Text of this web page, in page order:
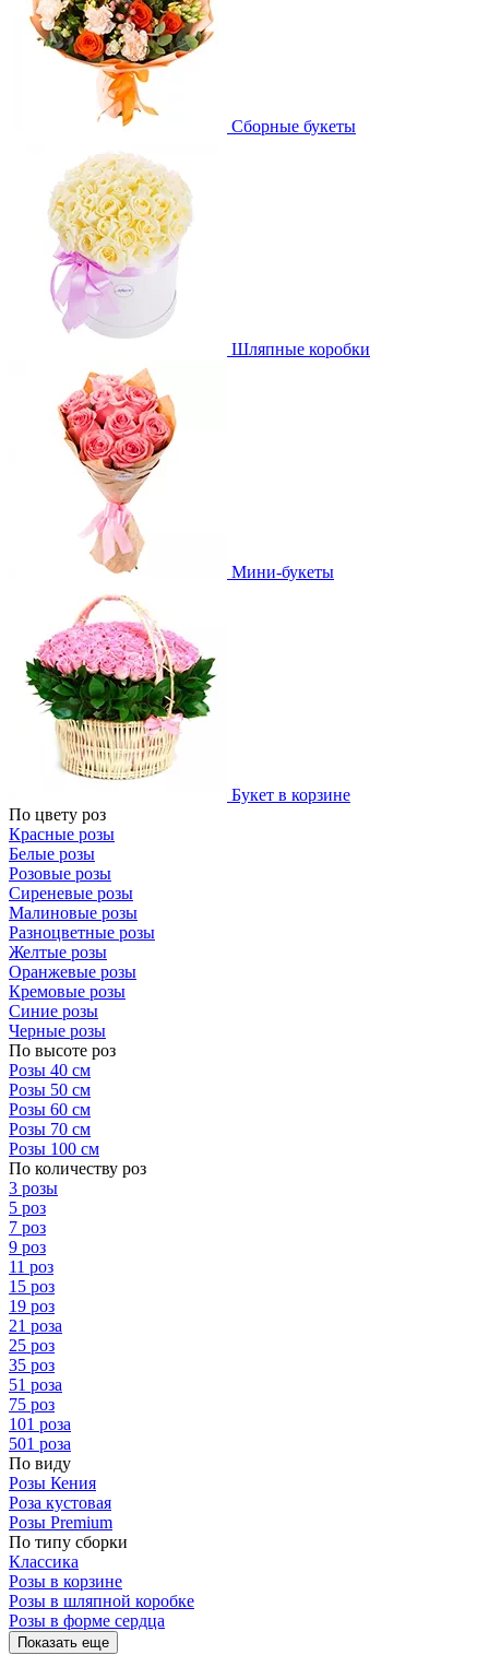
Сборные букеты
Шляпные коробки
Мини-букеты
Букет в корзине
По цвету роз
Красные розы
Белые розы
Розовые розы
Сиреневые розы
Малиновые розы
Разноцветные розы
Желтые розы
Оранжевые розы
Кремовые розы
Синие розы
Черные розы
По высоте роз
Розы 40 см
Розы 50 см
Розы 60 см
Розы 70 см
Розы 100 см
По количеству роз
3 розы
5 роз
7 роз
9 роз
11 роз
15 роз
19 роз
21 роза
25 роз
35 роз
51 роза
75 роз
101 роза
501 роза
По виду
Розы Кения
Роза кустовая
Розы Premium
По типу сборки
Классика
Розы в корзине
Розы в шляпной коробке
Розы в форме сердца
Показать еще